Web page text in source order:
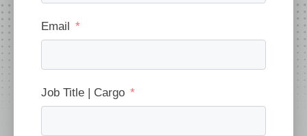
Email
Job Title | Cargo